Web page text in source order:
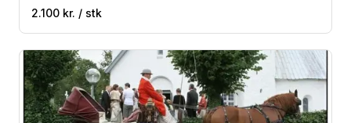
kirken, samt udenfor kirken, når jeres gæster ønsker jer
tillykke - Billeder i høj RAW-opløsning - Mail og CD-rom
med jeres billeder
2.100 kr. / stk